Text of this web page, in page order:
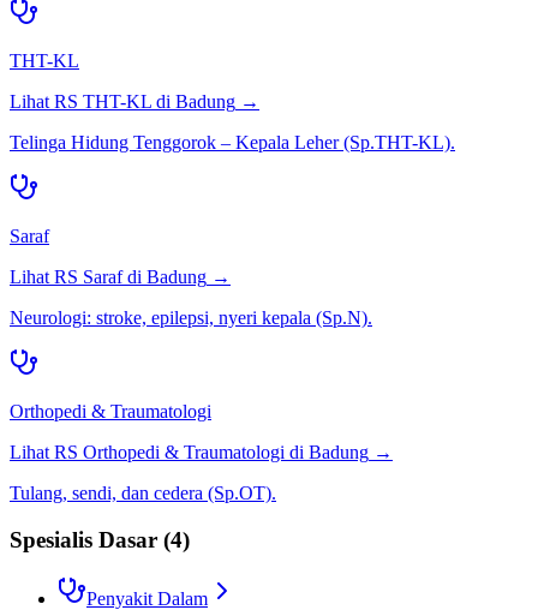
THT-KL
Lihat RS THT-KL di Badung →
Telinga Hidung Tenggorok – Kepala Leher (Sp.THT-KL).
Saraf
Lihat RS Sarafdi Badung →
Neurologi: stroke, epilepsi, nyeri kepala (Sp.N).
Orthopedi & Traumatologi
Lihat RS Orthopedi & Traumatologi di Badung →
Tulang, sendi, dan cedera (Sp.OT).
Spesialis Dasar (4)
Penyakit Dalam